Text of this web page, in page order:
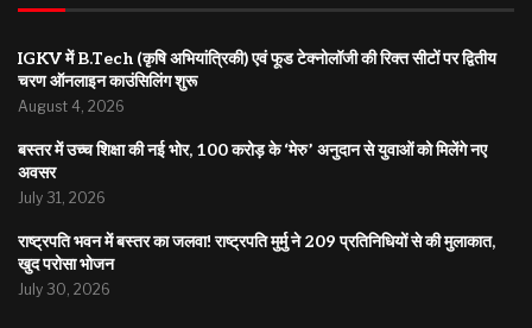
IGKV में B.Tech (कृषि अभियांत्रिकी) एवं फूड टेक्नोलॉजी की रिक्त सीटों पर द्वितीय
चरण ऑनलाइन काउंसिलिंग शुरू
August 4, 2026
बस्तर में उच्च शिक्षा की नई भोर, 100 करोड़ के ‘मेरु’ अनुदान से युवाओं को मिलेंगे नए
अवसर
July 31, 2026
राष्ट्रपति भवन में बस्तर का जलवा! राष्ट्रपति मुर्मु ने 209 प्रतिनिधियों से की मुलाकात,
खुद परोसा भोजन
July 30, 2026